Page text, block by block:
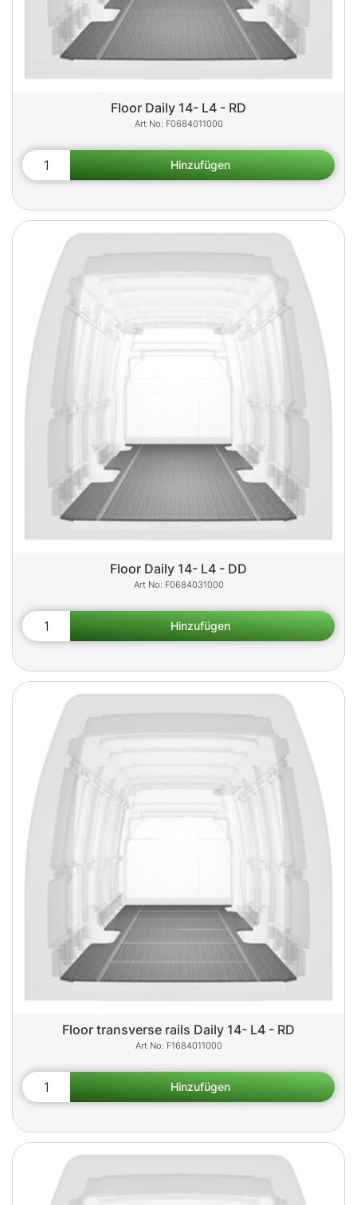
Floor Daily 14- L4 - RD
F0684011000
Floor Daily 14- L4 - DD
F0684031000
Floor transverse rails Daily 14- L4 - RD
F1684011000